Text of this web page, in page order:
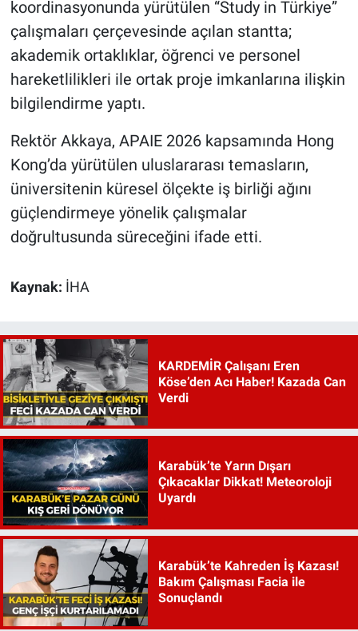
koordinasyonunda yürütülen “Study in Türkiye”
çalışmaları çerçevesinde açılan stantta;
akademik ortaklıklar, öğrenci ve personel
hareketlilikleri ile ortak proje imkanlarına ilişkin
bilgilendirme yaptı.
Rektör Akkaya, APAIE 2026 kapsamında Hong
Kong’da yürütülen uluslararası temasların,
üniversitenin küresel ölçekte iş birliği ağını
güçlendirmeye yönelik çalışmalar
doğrultusunda süreceğini ifade etti.
Kaynak: İHA
KARDEMİR Çalışanı Eren
Köse’den Acı Haber! Kazada Can
Verdi
Karabük’te Yarın Dışarı
Çıkacaklar Dikkat! Meteoroloji
Uyardı
Karabük’te Kahreden İş Kazası!
Bakım Çalışması Facia ile
Sonuçlandı